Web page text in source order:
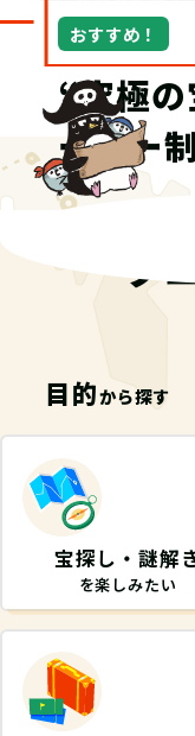
おすすめ！
“究極の
ーバー制
ク
目的から探す
宝探し・謎解
を楽しみたい